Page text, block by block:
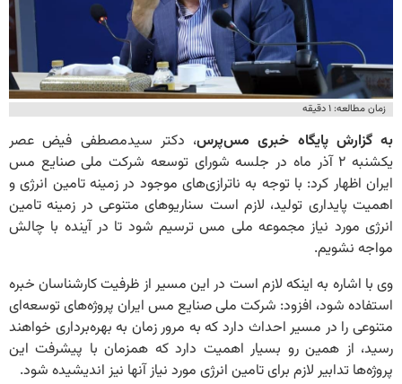
زمان مطالعه: ۱ دقیقه
به گزارش پایگاه خبری مس‌پرس، دکتر سیدمصطفی فیض عصر
یکشنبه ۲ آذر ماه در جلسه شورای توسعه شرکت ملی صنایع مس
ایران اظهار کرد: با توجه به ناترازی‌های موجود در زمینه تامین انرژی و
اهمیت پایداری تولید، لازم است سناریوهای متنوعی در زمینه تامین
انرژی مورد نیاز مجموعه ملی مس ترسیم شود تا در آینده با چالش
مواجه نشویم.
وی با اشاره به اینکه لازم است در این مسیر از ظرفیت کارشناسان خبره
استفاده شود، افزود: شرکت ملی صنایع مس ایران پروژه‌های توسعه‌ای
متنوعی را در مسیر احداث دارد که به مرور زمان به بهره‌برداری خواهند
رسید، از همین رو بسیار اهمیت دارد که همزمان با پیشرفت این
پروژه‌ها تدابیر لازم برای تامین انرژی مورد نیاز آنها نیز اندیشیده شود.